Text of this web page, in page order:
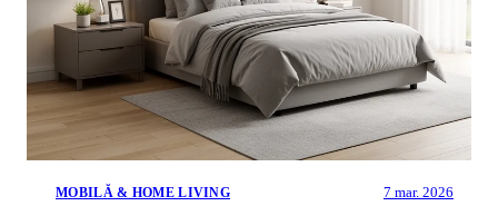
MOBILĂ & HOME LIVING 7 mar. 2026